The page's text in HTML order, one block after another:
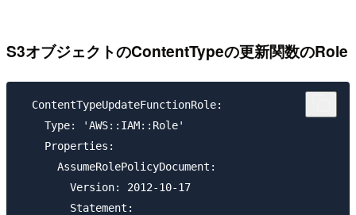
S3オブジェクトのContentTypeの更新関数のRole
  ContentTypeUpdateFunctionRole:
    Type: 'AWS::IAM::Role'
    Properties:
      AssumeRolePolicyDocument:
        Version: 2012-10-17
        Statement: